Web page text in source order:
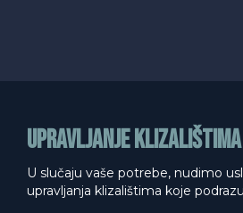
Upravljanje klizalištima
U slučaju vaše potrebe, nudimo
upravljanja klizalištima koje